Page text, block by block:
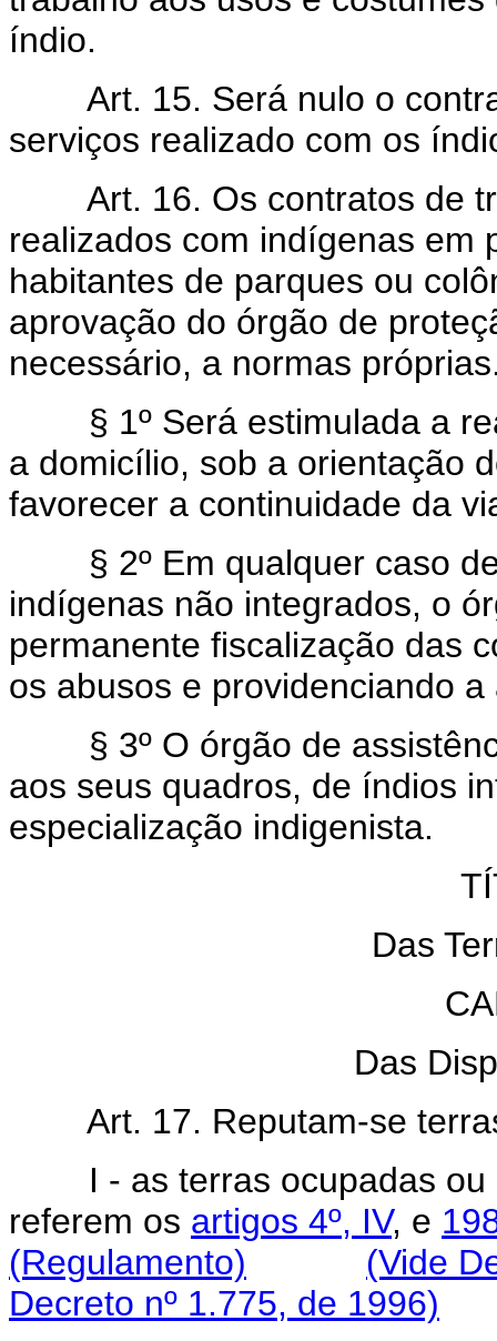
índio.
Art. 15. Será nulo o
serviços realizado com os
Art. 16. Os contratos de
realizados com indígenas em
habitantes de parques ou
aprovação do órgão de
necessário, a normas
§ 1º Será estimulada a
a domicílio, sob a orientação
favorecer a continuidade da
§ 2º Em qualquer caso de
indígenas não integrados, o
permanente fiscalização das
os abusos e providenciando
§ 3º O órgão de
aos seus quadros, de índios
especialização indigenista.
Das
Das
Art. 17. Reputam-se
I - as terras ocupadas ou
referem os artigos 4º, IV, e
(Regulamento)
(Vide
Decreto nº 1.775, de 1996)